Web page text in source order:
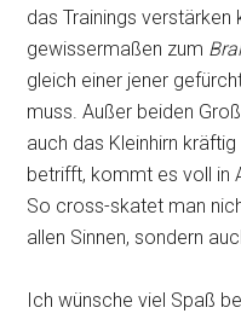
das Trainings verstärken
gewissermaßen zum
gleich einer jener
muss. Außer beiden
auch das Kleinhirn
betrifft, kommt es voll in
So cross-skatet man
allen Sinnen, sondern
Ich wünsche viel Spaß